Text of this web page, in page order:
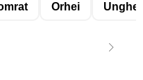
Orhei